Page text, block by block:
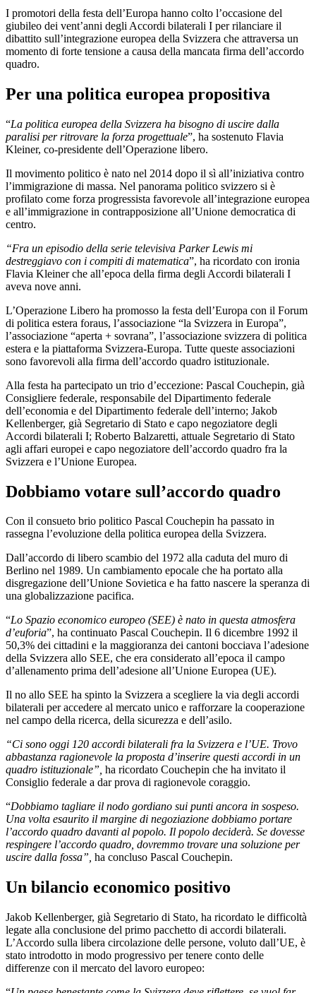
I promotori della festa dell’Europa hanno colto l’occasione del
giubileo dei vent’anni degli Accordi bilaterali I per rilanciare il
dibattito sull’integrazione europea della Svizzera che attraversa un
momento di forte tensione a causa della mancata firma dell’accordo
quadro.
Per una politica europea propositiva
“La politica europea della Svizzera ha bisogno di uscire dalla
paralisi per ritrovare la forza progettuale”, ha sostenuto Flavia
Kleiner, co-presidente dell’Operazione libero.
Il movimento politico è nato nel 2014 dopo il sì all’iniziativa contro
l’immigrazione di massa. Nel panorama politico svizzero si è
profilato come forza progressista favorevole all’integrazione europea
e all’immigrazione in contrapposizione all’Unione democratica di
centro.
“Fra un episodio della serie televisiva Parker Lewis mi
destreggiavo con i compiti di matematica”, ha ricordato con ironia
Flavia Kleiner che all’epoca della firma degli Accordi bilaterali I
aveva nove anni.
L’Operazione Libero ha promosso la festa dell’Europa con il Forum
di politica estera foraus, l’associazione “la Svizzera in Europa”,
l’associazione “aperta + sovrana”, l’associazione svizzera di politica
estera e la piattaforma Svizzera-Europa. Tutte queste associazioni
sono favorevoli alla firma dell’accordo quadro istituzionale.
Alla festa ha partecipato un trio d’eccezione: Pascal Couchepin, già
Consigliere federale, responsabile del Dipartimento federale
dell’economia e del Dipartimento federale dell’interno; Jakob
Kellenberger, già Segretario di Stato e capo negoziatore degli
Accordi bilaterali I; Roberto Balzaretti, attuale Segretario di Stato
agli affari europei e capo negoziatore dell’accordo quadro fra la
Svizzera e l’Unione Europea.
Dobbiamo votare sull’accordo quadro
Con il consueto brio politico Pascal Couchepin ha passato in
rassegna l’evoluzione della politica europea della Svizzera.
Dall’accordo di libero scambio del 1972 alla caduta del muro di
Berlino nel 1989. Un cambiamento epocale che ha portato alla
disgregazione dell’Unione Sovietica e ha fatto nascere la speranza di
una globalizzazione pacifica.
“Lo Spazio economico europeo (SEE) è nato in questa atmosfera
d’euforia”, ha continuato Pascal Couchepin. Il 6 dicembre 1992 il
50,3% dei cittadini e la maggioranza dei cantoni bocciava l’adesione
della Svizzera allo SEE, che era considerato all’epoca il campo
d’allenamento prima dell’adesione all’Unione Europea (UE).
Il no allo SEE ha spinto la Svizzera a scegliere la via degli accordi
bilaterali per accedere al mercato unico e rafforzare la cooperazione
nel campo della ricerca, della sicurezza e dell’asilo.
“Ci sono oggi 120 accordi bilaterali fra la Svizzera e l’UE. Trovo
abbastanza ragionevole la proposta d’inserire questi accordi in un
quadro istituzionale”, ha ricordato Couchepin che ha invitato il
Consiglio federale a dar prova di ragionevole coraggio.
“Dobbiamo tagliare il nodo gordiano sui punti ancora in sospeso.
Una volta esaurito il margine di negoziazione dobbiamo portare
l’accordo quadro davanti al popolo. Il popolo deciderà. Se dovesse
respingere l’accordo quadro, dovremmo trovare una soluzione per
uscire dalla fossa”, ha concluso Pascal Couchepin.
Un bilancio economico positivo
Jakob Kellenberger, già Segretario di Stato, ha ricordato le difficoltà
legate alla conclusione del primo pacchetto di accordi bilaterali.
L’Accordo sulla libera circolazione delle persone, voluto dall’UE, è
stato introdotto in modo progressivo per tenere conto delle
differenze con il mercato del lavoro europeo: